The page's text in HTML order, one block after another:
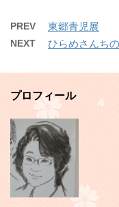
PREV 東郷青児展
NEXT ひらめさんち
プロフィール